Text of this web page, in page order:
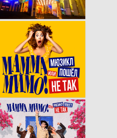
МАММА МИМО.
Концепция,
нейминг, логотип,
визуал, сайт.
МАММА МИМО.
Серия пародийных